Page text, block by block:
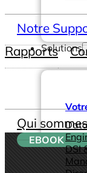
Solutions
DSI
Notre
Rapports
Qui
EBOOK